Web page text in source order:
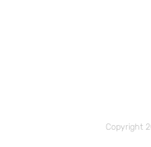
Copyright